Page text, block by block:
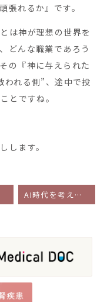
張れるか』です。
は神が理想の世界を
どんな職業であろう
の『神に与えられた
われる側”、途中で投
とですね。
します。
AI時代を考える⑤ ～”労働の認識”の歴史 その３～